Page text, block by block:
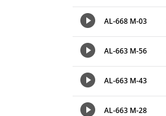
AL-668 M-03
AL-663 M-56
AL-663 M-43
AL-663 M-28